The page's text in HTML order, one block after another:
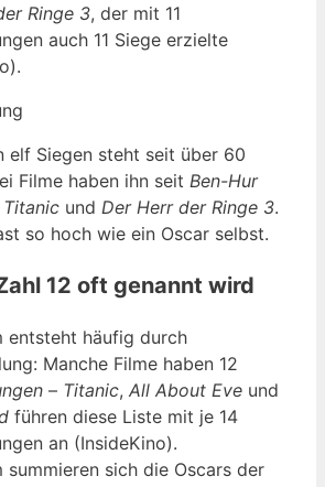
Ringe 3, der mit 11
auch 11 Siege erzielte
elf Siegen steht seit über 60
Filme haben ihn seit Ben-Hur
Titanic und Der Herr der Ringe 3.
so hoch wie ein Oscar selbst.
12 oft genannt wird
entsteht häufig durch
Manche Filme haben 12
– Titanic, All About Eve und
führen diese Liste mit je 14
an (InsideKino).
summieren sich die Oscars der